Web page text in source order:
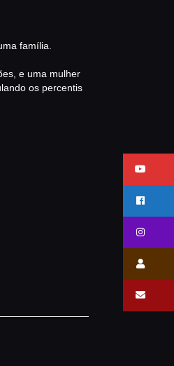
família.
e uma mulher
os percentis